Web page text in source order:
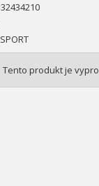
Tento produkt je